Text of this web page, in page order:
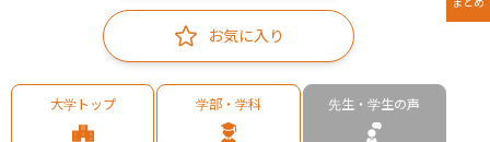
お気に入り
大学トップ 学部・学科 先生・学生の声